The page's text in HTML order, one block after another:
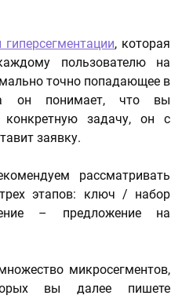
, которая
пользователю на
точно попадающее в
он понимает, что вы
конкретную задачу, он с
заявку.
рассматривать
этапов: ключ / набор
– предложение на
микросегментов,
вы далее пишете